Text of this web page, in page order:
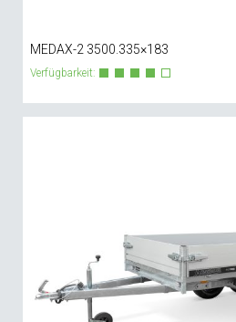
MEDAX-2 3500.335×183
Verfügbarkeit: